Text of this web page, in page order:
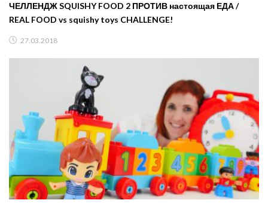
ЧЕЛЛЕНДЖ SQUISHY FOOD 2 ПРОТИВ настоящая ЕДА /
REAL FOOD vs squishy toys CHALLENGE!
27.03.2018